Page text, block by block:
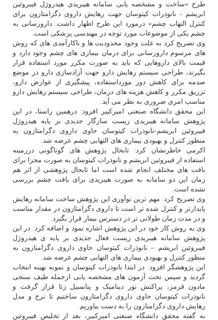
طرح «ساخت و مشخصه یابی سامانه هیبریدی هیدروژل فیبروئین
ابریشم - نانوذرات کیتوسان جهت رهایش داروی دگزامتازون برای
کنترل التهاب چشم» درمورد این طرح اظهار داشت: دارورسانی به
چشم یکی از موضوعات مورد توجه در مهندسی پزشکی است.
وی تصریح کرد به علت وجود محدودیت ها و ناکارآمدی های که روش
های مرسوم دارورسانی برای درمان بیماری های چشم وجود دارد و
قیمت بالای داروهایی که باید به صورت مکرر مورد استفاده قرار
بگیرند، طراحی سیستم رهایش دارو جهت آزادسازی دارو در موضع
صدمه برای کاهش دوز مورداستفاده، پیشگیری از عوارض دارو،
تزریق مکرر و کاهش هزینه های درمان، طراحی سیستم رهایش دارو
مناسب امری ضروری به نظر می آید.
این محقق دانشگاه صنعتی امیرکبیر افزود: درهمین راستا، در این
پژوهش سامانه هیبریدی زیست سازگار جدیدی بر پایه هیدروژل
فیبروئین ابریشم-نانوذرات کیتوسان حاوی داروی دگزامتازون به
منظور کنترل و بهبودی بیماری های التهابی چشم عرضه شد.
اکرمی خاطرنشان کرد: تابحال پژوهش های گوناگونی درزمینه
استفاده از فیبروئین ابریشم و نانوذرات کیتوسان به صورت مجزا برای
بافت های مختلف انجام شده است اما تابحال پژوهشی از اثر هم
زمان این دو سامانه به صورت هیبریدی برای بافت چشم بررسی
نشده است.
وی تصریح کرد: مهم ترین نوآوری این پژوهش ساخت سامانه رهایش
پایدارتر و کنترل شده تر است تا داروی دگزامتازون در مقدار مناسب
و در مدت زمان طولانی تر در دسترس بیمار قرار بگیرد.
وی به روش کار خود در این پژوهش اشاره نمود و اضافه کرد: در این
پژوهش سامانه هیبریدی زیست فعال جدیدی بر پایه ی هیدروژل
فیبروئین ابریشم – نانوذرات کیتوسان حاوی داروی دگزامتازون به
منظور کنترل و بهبودی بیماری های التهابی چشم عرضه شد.
این پژوهشگر افزود: در ابتدا نانوذرات کیتوسان و نمونه بهینه انتخاب
گردید و سپس تحت آزمون های مشخصه یابی ازجمله طیف سنجی
مادون قرمز، پراکنش نور دینامیک و پتانسیل زتا قرار گرفت و
نانوذرات کیتوسان حاوی داروی دگزامتازون ساختیم تا نرخ و مدل
رهایش داروی دگزامتازون را به دست بیاوریم.
به گفته محقق دانشگاه صنعتی امیرکبیر، بعد از تخلیص فیبروئین